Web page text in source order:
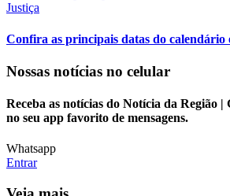
Justiça
Confira as principais datas do calendário
Nossas notícias no celular
Receba as notícias do Notícia da Região
no seu app favorito de mensagens.
Whatsapp
Entrar